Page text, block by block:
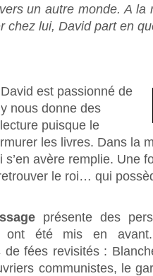
un autre monde. A
chez lui, David part en
est passionné de
nous donne des
puisque le
les livres. Dans la
avère remplie. Une
le roi… qui
présente des
ont été mis en
de fées revisités :
communistes, le